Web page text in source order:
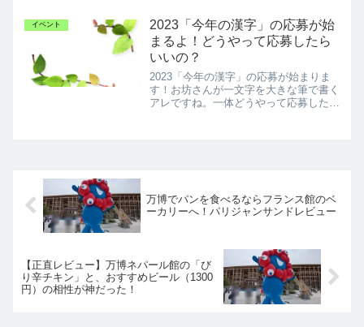
ポイントをまとめました。1月からの予
約制についても触れています。
イベント
2023「今年の漢字」の応募が始
まるよ！どうやって応募したら
いいの？
2023「今年の漢字」の応募が始まりま
す！お坊さんが一文字を大きな筆で書く
アレですね。一体どうやって応募したら
万博でパンを食べるならフランス館のベ
ーカリーへ！パリジャンサンドレビュー
【正直レビュー】万博ネパール館の「び
り辛チキン」と、おすすめビール（1300
円）の相性が神だった！